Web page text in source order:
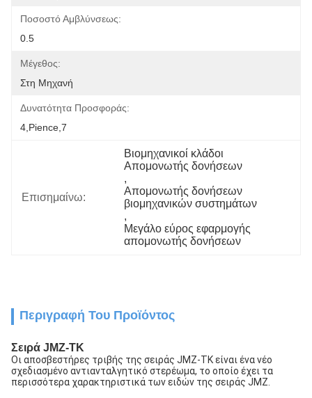
Ποσοστό Αμβλύνσεως:
0.5
Μέγεθος:
Στη Μηχανή
Δυνατότητα Προσφοράς:
4,pience,7
Επισημαίνω:
Βιομηχανικοί κλάδοι
Απομονωτής δονήσεων
,
Απομονωτής δονήσεων
βιομηχανικών συστημάτων
,
Μεγάλο εύρος εφαρμογής
απομονωτής δονήσεων
Περιγραφή Του Προϊόντος
Σειρά JMZ-TK
Οι αποσβεστήρες τριβής της σειράς JMZ-TK είναι ένα νέο
σχεδιασμένο αντιανταλγητικό στερέωμα, το οποίο έχει τα
περισσότερα χαρακτηριστικά των ειδών της σειράς JMZ.